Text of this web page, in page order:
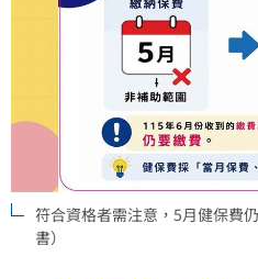
符合資格者需注意，5月健保費
書）